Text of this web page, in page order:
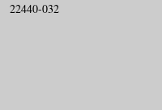
22440-032